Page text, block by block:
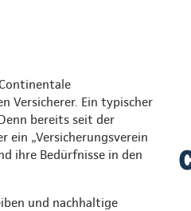
Versicherer. Ein typischer
bereits seit der
ein „Versicherungsverein
ihre Bedürfnisse in den
und nachhaltige